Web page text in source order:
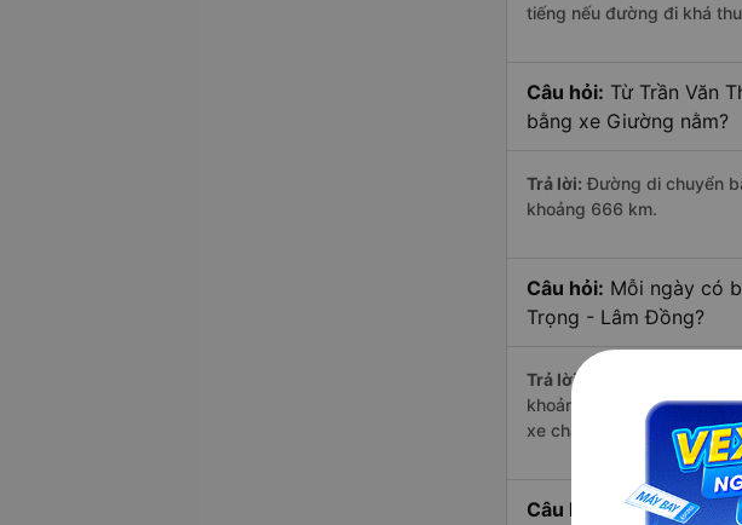
tiếng nếu đường đi khá
Câu hỏi: Từ Trần Văn
bằng xe Giường nằm?
Trả lời: Đường di chuyển
khoảng 666 km.
Câu hỏi: Mỗi ngày có
Trọng - Lâm Đồng?
Trả lời: xe
khoảng 8 chuyến trên
xe chạy có đầy đủ cả ban
Câu hỏi:
Nhà xe